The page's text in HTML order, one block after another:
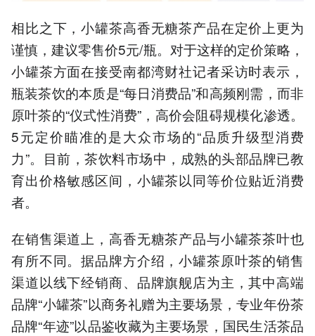
相比之下，小罐茶高香无糖茶产品在定价上更为
谨慎，建议零售价5元/瓶。对于这样的定价策略，
小罐茶方面在接受南都湾财社记者采访时表示，
瓶装茶饮的本质是“每日消费品”和高频刚需，而非
原叶茶的“仪式性消费”，高价会阻碍规模化渗透。
5元定价瞄准的是大众市场的“品质升级型消费
力”。目前，茶饮料市场中，成熟的头部品牌已教
育出价格敏感区间，小罐茶以同等价位贴近消费
者。
在销售渠道上，高香无糖茶产品与小罐茶茶叶也
有所不同。据品牌方介绍，小罐茶原叶茶的销售
渠道以线下经销商、品牌旗舰店为主，其中高端
品牌“小罐茶”以商务礼赠为主要场景，专业年份茶
品牌“年迹”以品鉴收藏为主要场景，国民生活茶品